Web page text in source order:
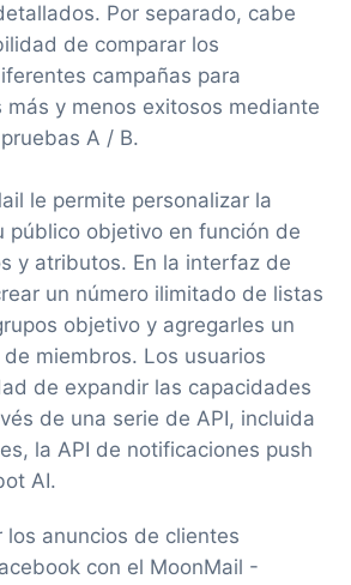
Por separado, cabe
de comparar los
campañas para
y menos exitosos mediante
A / B.
le permite personalizar la
público objetivo en función de
y atributos. En la interfaz de
un número ilimitado de listas
objetivo y agregarles un
miembros. Los usuarios
de expandir las capacidades
de una serie de API, incluida
la API de notificaciones push
AI.
los anuncios de clientes
con el MoonMail -